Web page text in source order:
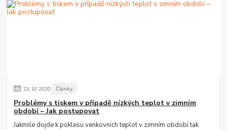
23.10.2020 Články
Problémy s tiskem v případě nízkých teplot v zimním
období – Jak postupovat
Jakmile dojde k poklesu venkovních teplot v zimním období tak